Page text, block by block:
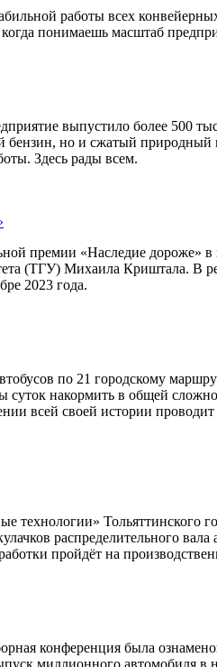
работы всех
понимаешь масштаб
выпустило более 500
бензин, но и сжатый
Здесь рады всем.
премии «Наследие
(ТГУ) Михаила Криштала. В
2023 года.
по 21 городскому
суток накормить в общей
всей своей истории
Тольяттинского
распределительного
пройдёт на
конференция была
миллионного автомобиля в